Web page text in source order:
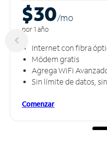
$30/mo
por 1 año
Internet con fibra
Módem gratis
Agrega WiFi
Sin límite de datos,
Comenzar